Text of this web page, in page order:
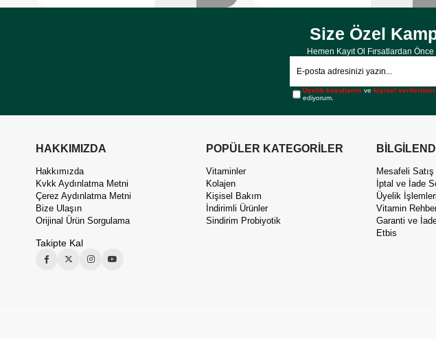
Size Özel
Hemen Kayıt Ol Fırsatlardan
Üyelik koşullarını vekişisel verilerimin
ediyorum.
HAKKIMIZDA
Hakkımızda
Kvkk Aydınlatma Metni
Çerez Aydınlatma Metni
Bize Ulaşın
Orijinal Ürün Sorgulama
Takipte Kal
POPÜLER KATEGORİLER
Vitaminler
Kolajen
Kişisel Bakım
İndirimli Ürünler
Sindirim Probiyotik
Mesafeli
İptal ve İade
Üyelik İşlemleri
Vitamin
Garanti ve
Etbis